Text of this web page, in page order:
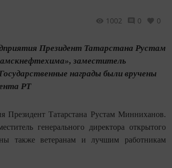
1002 0 0
Президент Татарстана Рустам
заместитель
награды были вручены
РТ
Президент Татарстана Рустам Минниханов.
генерального директора открытого
также ветеранам и лучшим работникам